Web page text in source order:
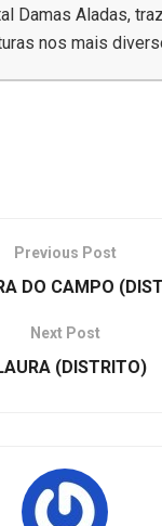
Damas Aladas,
nos mais
Previous Post
DO CAMPO
Next Post
(DISTRITO)